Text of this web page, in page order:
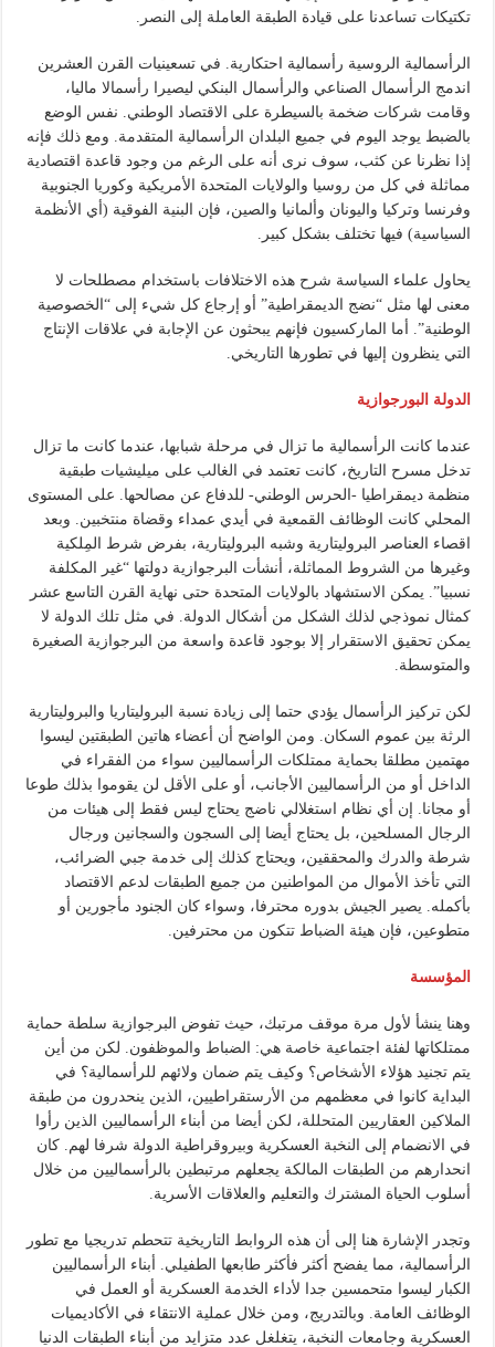
تكتيكات تساعدنا على قيادة الطبقة العاملة إلى النصر.
الرأسمالية الروسية رأسمالية احتكارية. في تسعينيات القرن العشرين
اندمج الرأسمال الصناعي والرأسمال البنكي ليصيرا رأسمالا ماليا،
وقامت شركات ضخمة بالسيطرة على الاقتصاد الوطني. نفس الوضع
بالضبط يوجد اليوم في جميع البلدان الرأسمالية المتقدمة. ومع ذلك فإنه
إذا نظرنا عن كثب، سوف نرى أنه على الرغم من وجود قاعدة اقتصادية
مماثلة في كل من روسيا والولايات المتحدة الأمريكية وكوريا الجنوبية
وفرنسا وتركيا واليونان وألمانيا والصين، فإن البنية الفوقية (أي الأنظمة
السياسية) فيها تختلف بشكل كبير.
يحاول علماء السياسة شرح هذه الاختلافات باستخدام مصطلحات لا
معنى لها مثل “نضج الديمقراطية” أو إرجاع كل شيء إلى “الخصوصية
الوطنية”. أما الماركسيون فإنهم يبحثون عن الإجابة في علاقات الإنتاج
التي ينظرون إليها في تطورها التاريخي.
الدولة البورجوازية
عندما كانت الرأسمالية ما تزال في مرحلة شبابها، عندما كانت ما تزال
تدخل مسرح التاريخ، كانت تعتمد في الغالب على ميليشيات طبقية
منظمة ديمقراطيا -الحرس الوطني- للدفاع عن مصالحها. على المستوى
المحلي كانت الوظائف القمعية في أيدي عمداء وقضاة منتخبين. وبعد
اقصاء العناصر البروليتارية وشبه البروليتارية، بفرض شرط المِلكية
وغيرها من الشروط المماثلة، أنشأت البرجوازية دولتها “غير المكلفة
نسبيا”. يمكن الاستشهاد بالولايات المتحدة حتى نهاية القرن التاسع عشر
كمثال نموذجي لذلك الشكل من أشكال الدولة. في مثل تلك الدولة لا
يمكن تحقيق الاستقرار إلا بوجود قاعدة واسعة من البرجوازية الصغيرة
والمتوسطة.
لكن تركيز الرأسمال يؤدي حتما إلى زيادة نسبة البروليتاريا والبروليتارية
الرثة بين عموم السكان. ومن الواضح أن أعضاء هاتين الطبقتين ليسوا
مهتمين مطلقا بحماية ممتلكات الرأسماليين سواء من الفقراء في
الداخل أو من الرأسماليين الأجانب، أو على الأقل لن يقوموا بذلك طوعا
أو مجانا. إن أي نظام استغلالي ناضج يحتاج ليس فقط إلى هيئات من
الرجال المسلحين، بل يحتاج أيضا إلى السجون والسجانين ورجال
شرطة والدرك والمحققين، ويحتاج كذلك إلى خدمة جبي الضرائب،
التي تأخذ الأموال من المواطنين من جميع الطبقات لدعم الاقتصاد
بأكمله. يصير الجيش بدوره محترفا، وسواء كان الجنود مأجورين أو
متطوعين، فإن هيئة الضباط تتكون من محترفين.
المؤسسة
وهنا ينشأ لأول مرة موقف مرتبك، حيث تفوض البرجوازية سلطة حماية
ممتلكاتها لفئة اجتماعية خاصة هي: الضباط والموظفون. لكن من أين
يتم تجنيد هؤلاء الأشخاص؟ وكيف يتم ضمان ولائهم للرأسمالية؟ في
البداية كانوا في معظمهم من الأرستقراطيين، الذين ينحدرون من طبقة
الملاكين العقاريين المتحللة، لكن أيضا من أبناء الرأسماليين الذين رأوا
في الانضمام إلى النخبة العسكرية وبيروقراطية الدولة شرفا لهم. كان
انحدارهم من الطبقات المالكة يجعلهم مرتبطين بالرأسماليين من خلال
أسلوب الحياة المشترك والتعليم والعلاقات الأسرية.
وتجدر الإشارة هنا إلى أن هذه الروابط التاريخية تتحطم تدريجيا مع تطور
الرأسمالية، مما يفضح أكثر فأكثر طابعها الطفيلي. أبناء الرأسماليين
الكبار ليسوا متحمسين جدا لأداء الخدمة العسكرية أو العمل في
الوظائف العامة. وبالتدريج، ومن خلال عملية الانتقاء في الأكاديميات
العسكرية وجامعات النخبة، يتغلغل عدد متزايد من أبناء الطبقات الدنيا